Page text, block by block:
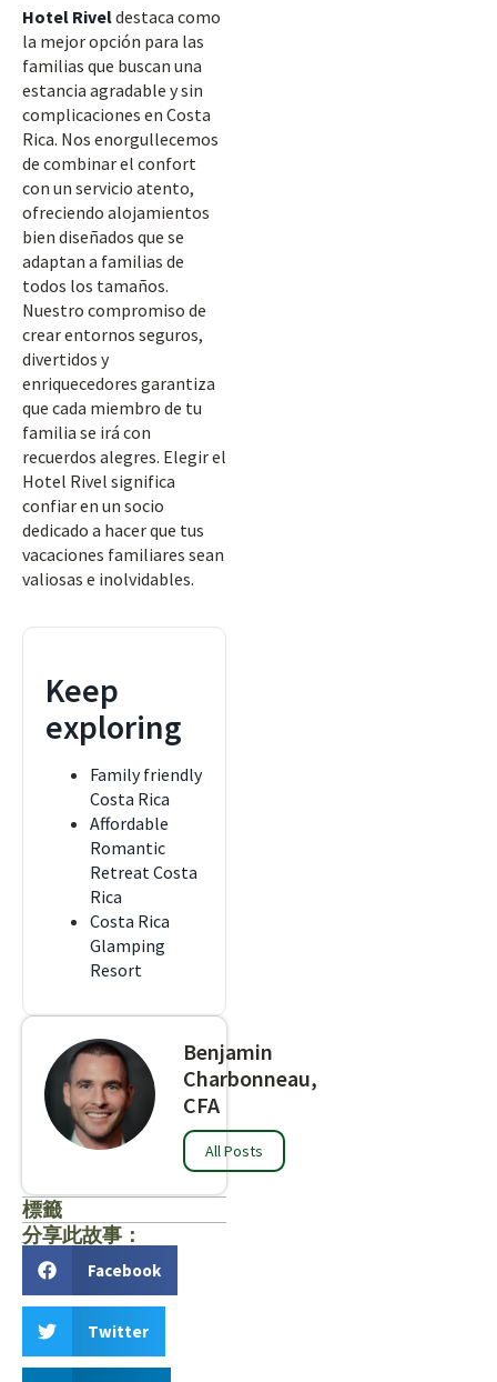
Hotel Riveldestaca como
la mejor opción para las
familias que buscan una
estancia agradable y sin
complicaciones en Costa
Rica. Nos enorgullecemos
de combinar el confort
con un servicio atento,
ofreciendo alojamientos
bien diseñados que se
adaptan a familias de
todos los tamaños.
Nuestro compromiso de
crear entornos seguros,
divertidos y
enriquecedores garantiza
que cada miembro de tu
familia se irá con
recuerdos alegres. Elegir el
Hotel Rivel significa
confiar en un socio
dedicado a hacer que tus
vacaciones familiares sean
valiosas e inolvidables.
Keep
exploring
Family friendly
Costa Rica
Affordable
Romantic
Retreat Costa
Rica
Costa Rica
Glamping
Resort
Benjamin
Charbonneau,
CFA
All Posts
標籤
分享此故事：
Facebook
Twitter